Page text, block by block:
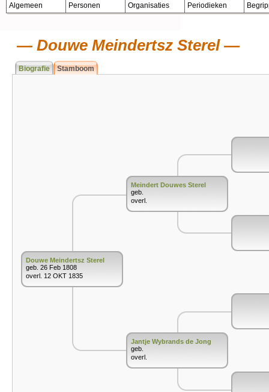
Algemeen Personen Organisaties Periodieken
Douwe Meindertsz Sterel
Biografie Stamboom
Douwe Meindertsz Sterel
geb. 26 Feb 1808
overl. 12 OKT 1835
Meindert Douwes Sterel
geb.
overl.
Jantje Wybrands de Jong
geb.
overl.